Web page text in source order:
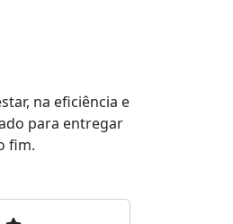
na eficiência e
para entregar
fim.